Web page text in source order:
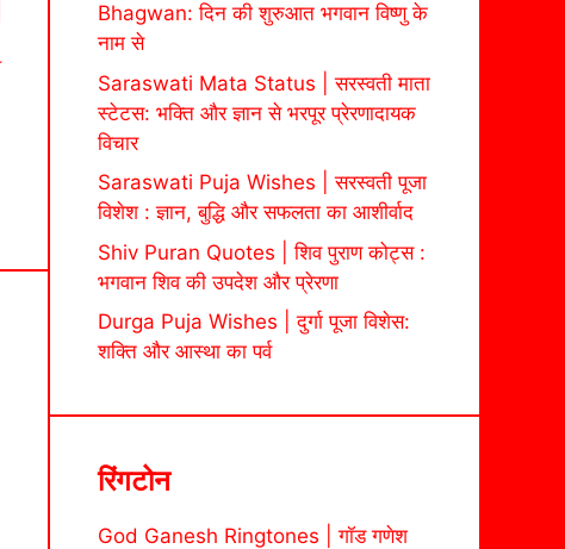
Bhagwan: दिन की शुरुआत भगवान विष्णु के
नाम से
Saraswati Mata Status | सरस्वती माता
स्टेटस: भक्ति और ज्ञान से भरपूर प्रेरणादायक
विचार
Saraswati Puja Wishes | सरस्वती पूजा
विशेश : ज्ञान, बुद्धि और सफलता का आशीर्वाद
Shiv Puran Quotes | शिव पुराण कोट्स :
भगवान शिव की उपदेश और प्रेरणा
Durga Puja Wishes | दुर्गा पूजा विशेस:
शक्ति और आस्था का पर्व
रिंगटोन
God Ganesh Ringtones | गॉड गणेश